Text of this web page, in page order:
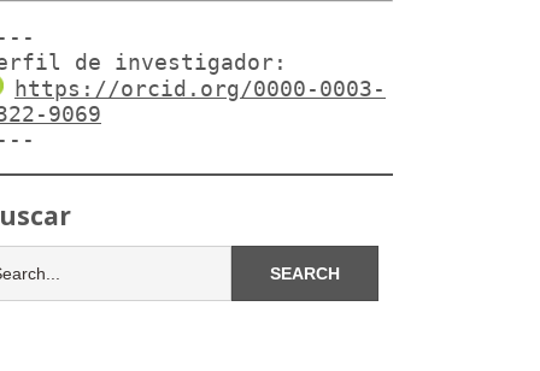
de investigador:
https://orcid.org/0000-0003-
9069